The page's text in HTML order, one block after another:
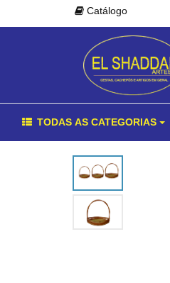
Catálogo
TODAS AS CATEGORIAS